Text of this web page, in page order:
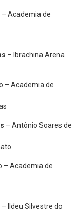
Academia de
– Ibrachina Arena
– Academia de
– Antônio Soares de
– Academia de
– Ildeu Silvestre do